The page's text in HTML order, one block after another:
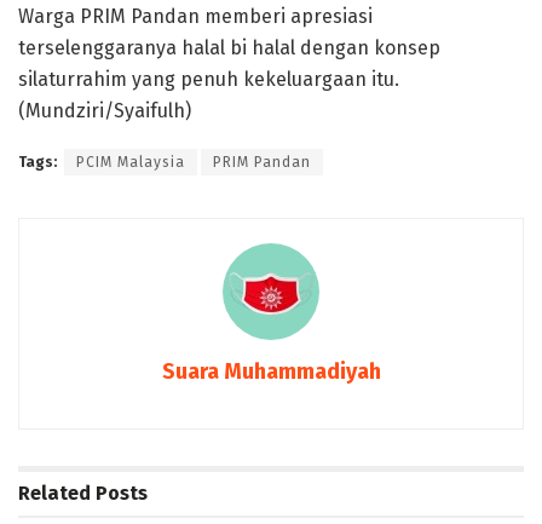
Warga PRIM Pandan memberi apresiasi
terselenggaranya halal bi halal dengan konsep
silaturrahim yang penuh kekeluargaan itu.
(Mundziri/Syaifulh)
Tags: PCIM Malaysia PRIM Pandan
Suara Muhammadiyah
Related Posts